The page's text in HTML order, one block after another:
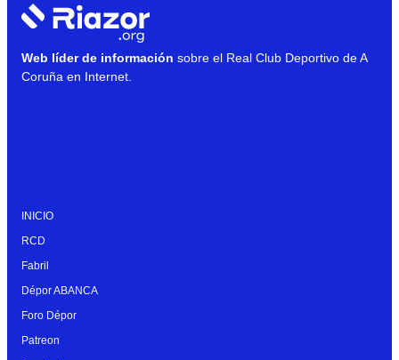
Web líder de información sobre el Real Club Deportivo de A
Coruña en Internet.
INICIO
RCD
Fabril
Dépor ABANCA
Foro Dépor
Patreon